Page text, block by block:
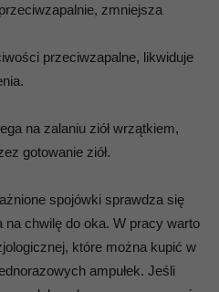
zmniejsza
przeciwzapalne, likwiduje
na zalaniu ziół wrzątkiem,
gotowanie ziół.
spojówki sprawdza się
na chwilę do oka. W pracy warto
które można kupić w
ampułek. Jeśli